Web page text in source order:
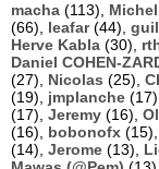
macha (113),
(66), leafar(44),
Herve Kabla (30),
Daniel COHEN-
(27), Nicolas (25),
(19), jmplanche (17),
(17), Jeremy (16),
(16), bobonofx (15),
(14), Jerome (13),